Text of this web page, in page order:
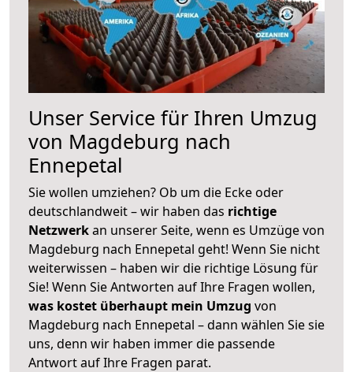
Unser Service für Ihren Umzug
von Magdeburg nach
Ennepetal
Sie wollen umziehen? Ob um die Ecke oder
deutschlandweit – wir haben das richtige
Netzwerkan unserer Seite, wenn es Umzüge von
Magdeburg nach Ennepetal geht! Wenn Sie nicht
weiterwissen – haben wir die richtige Lösung für
Sie! Wenn Sie Antworten auf Ihre Fragen wollen,
was kostet überhaupt mein Umzug von
Magdeburg nach Ennepetal – dann wählen Sie sie
uns, denn wir haben immer die passende
Antwort auf Ihre Fragen parat.